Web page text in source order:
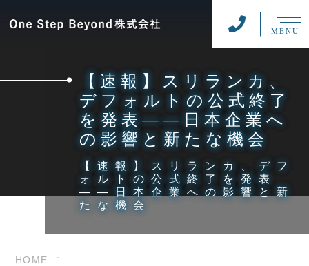
MENU
【速報】スリランカ、
デフォルトの公式終了
を発表——日本企業へ
の影響と新たな機会
【速報】スリランカ、デフ
ォルトの公式終了を発表
——日本企業への影響と新
たな機会
HOME